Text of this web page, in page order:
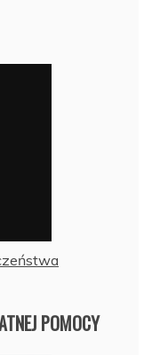
POMOCY